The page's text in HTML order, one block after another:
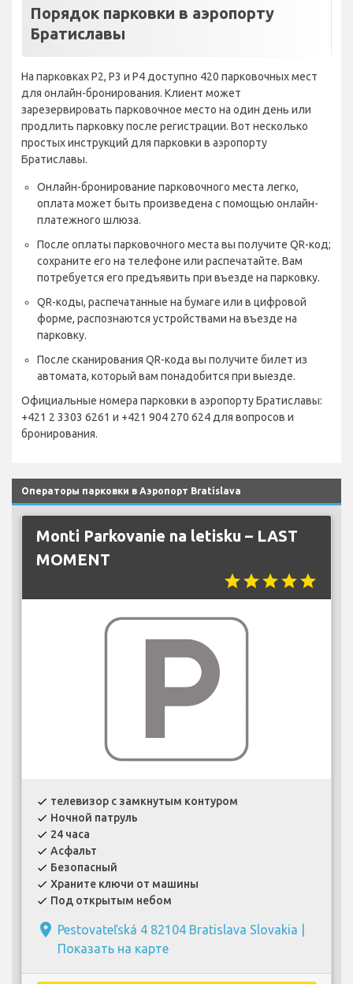
Порядок парковки в аэропорту
Братиславы
На парковках P2, P3 и P4 доступно 420 парковочных мест
для онлайн-бронирования. Клиент может
зарезервировать парковочное место на один день или
продлить парковку после регистрации. Вот несколько
простых инструкций для парковки в аэропорту
Братиславы.
Онлайн-бронирование парковочного места легко,
оплата может быть произведена с помощью онлайн-
платежного шлюза.
После оплаты парковочного места вы получите QR-код;
сохраните его на телефоне или распечатайте. Вам
потребуется его предъявить при въезде на парковку.
QR-коды, распечатанные на бумаге или в цифровой
форме, распознаются устройствами на въезде на
парковку.
После сканирования QR-кода вы получите билет из
автомата, который вам понадобится при выезде.
Официальные номера парковки в аэропорту Братиславы:
+421 2 3303 6261 и +421 904 270 624 для вопросов и
бронирования.
Операторы парковки в Аэропорт Bratislava
Monti Parkovanie na letisku – LAST
MOMENT
starstarstarstarstar
check телевизор с замкнутым контуром
check Ночной патруль
check 24 часа
check Асфальт
check Безопасный
check Храните ключи от машины
check Под открытым небом
place Pestovateľská 4 82104 Bratislava Slovakia |
Показать на карте